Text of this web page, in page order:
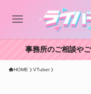
事務所のご相談や
HOME VTuber